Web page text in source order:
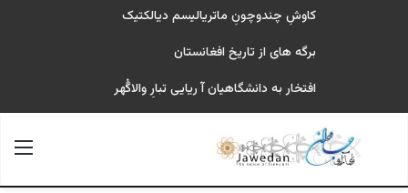
کاوشِ چندو‌چونِ ماتریالیسم دیالکتیک
برگه های از تاریخ افغانستان
افتخار به دانشگاهیان آ ریایی تبارِ والاگُهر
جستجو برای